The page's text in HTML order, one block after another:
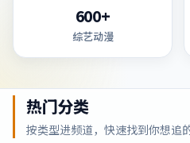
600+
综艺动漫
热门分类
按类型进频道，快速找到你想追